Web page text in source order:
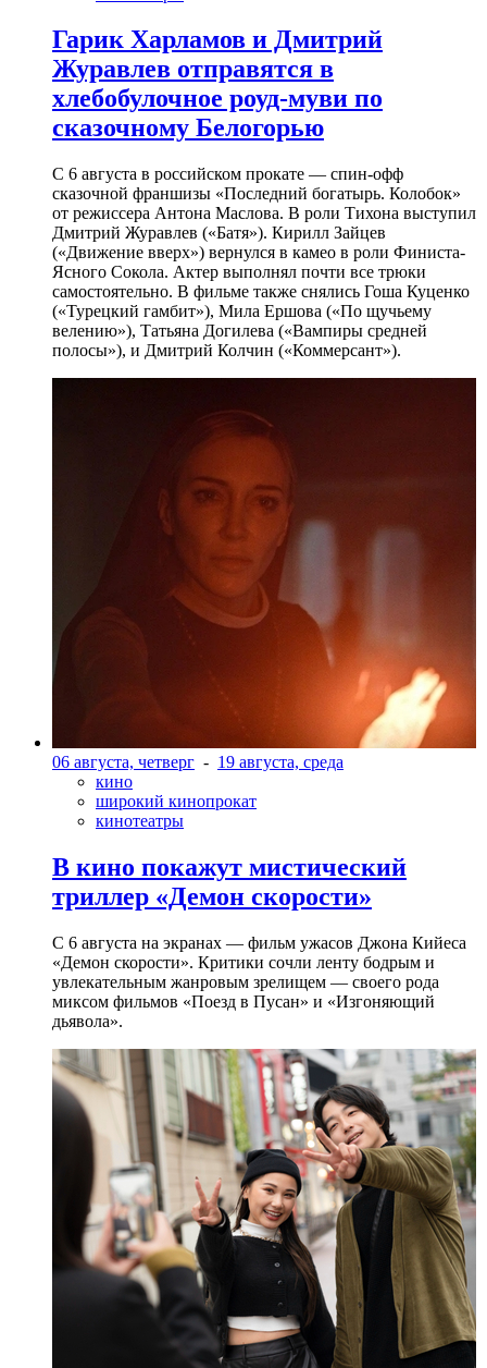
Гарик Харламов и Дмитрий
Журавлев отправятся в
хлебобулочное роуд-муви по
сказочному Белогорью
С 6 августа в российском прокате — спин-офф
сказочной франшизы «Последний богатырь. Колобок»
от режиссера Антона Маслова. В роли Тихона выступил
Дмитрий Журавлев («Батя»). Кирилл Зайцев
(«Движение вверх») вернулся в камео в роли Финиста-
Ясного Сокола. Актер выполнял почти все трюки
самостоятельно. В фильме также снялись Гоша Куценко
(«Турецкий гамбит»), Мила Ершова («По щучьему
велению»), Татьяна Догилева («Вампиры средней
полосы»), и Дмитрий Колчин («Коммерсант»).
06 августа, четверг - 19 августа, среда
кино
широкий кинопрокат
кинотеатры
В кино покажут мистический
триллер «Демон скорости»
С 6 августа на экранах — фильм ужасов Джона Кийеса
«Демон скорости». Критики сочли ленту бодрым и
увлекательным жанровым зрелищeм — своего рода
миксом фильмов «Поезд в Пусан» и «Изгоняющий
дьявола».